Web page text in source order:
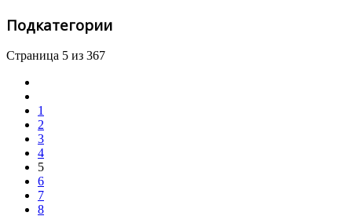
Подкатегории
Страница 5 из 367
1
2
3
4
5
6
7
8